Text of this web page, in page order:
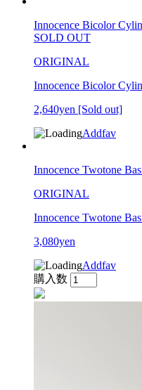
Innocence Bicolor
SOLD OUT
ORIGINAL
Innocence Bicolor
2,640yen [Sold out]
Addfav
Innocence Twotone
ORIGINAL
Innocence Twotone
3,080yen
Addfav
購入数